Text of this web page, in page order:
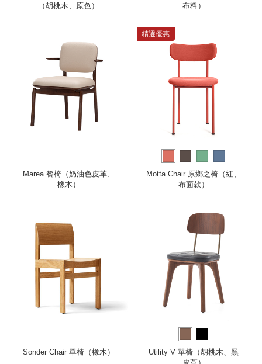
（胡桃木、原色）
布料）
Marea 餐椅（奶油色皮革、
橡木）
精選優惠
Motta Chair 原鄉之椅（紅、
布面款）
Sonder Chair 單椅（橡木）
Utility V 單椅（胡桃木、黑